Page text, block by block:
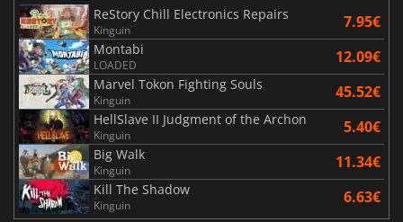
ReStory Chill Electronics Repairs
Kinguin 7.95€
Montabi
LOADED 12.09€
Marvel Tokon Fighting Souls
Kinguin 45.52€
HellSlave II Judgment of the Archon
Kinguin 5.40€
Big Walk
Kinguin 11.34€
Kill The Shadow
Kinguin 6.63€